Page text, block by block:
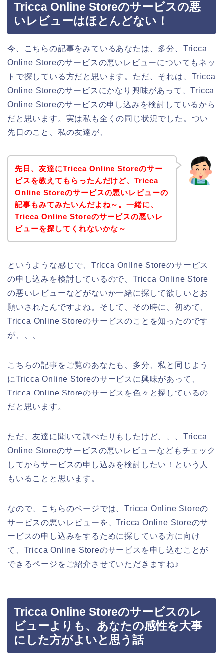
Tricca Online Storeのサービスの悪
いレビューはほとんどない！
今、こちらの記事をみているあなたは、多分、Tricca
Online Storeのサービスの悪いレビューについてもネッ
トで探している方だと思います。ただ、それは、Tricca
Online Storeのサービスにかなり興味があって、Tricca
Online Storeのサービスの申し込みを検討しているから
だと思います。実は私も全くの同じ状況でした。つい
先日のこと、私の友達が、
先日、友達にTricca Online Storeのサー
ビスを教えてもらったんだけど、Tricca
Online Storeのサービスの悪いレビューの
記事もみてみたいんだよね～。一緒に、
Tricca Online Storeのサービスの悪いレ
ビューを探してくれないかな～
というような感じで、Tricca Online Storeのサービス
の申し込みを検討しているので、Tricca Online Store
の悪いレビューなどがないか一緒に探して欲しいとお
願いされたんですよね。そして、その時に、初めて、
Tricca Online Storeのサービスのことを知ったのです
が、、、
こちらの記事をご覧のあなたも、多分、私と同じよう
にTricca Online Storeのサービスに興味があって、
Tricca Online Storeのサービスを色々と探しているの
だと思います。
ただ、友達に聞いて調べたりもしたけど、、、Tricca
Online Storeのサービスの悪いレビューなどもチェック
してからサービスの申し込みを検討したい！という人
もいることと思います。
なので、こちらのページでは、Tricca Online Storeの
サービスの悪いレビューを、Tricca Online Storeのサ
ービスの申し込みをするために探している方に向け
て、Tricca Online Storeのサービスを申し込むことが
できるページをご紹介させていただきますね♪
Tricca Online Storeのサービスのレ
ビューよりも、あなたの感性を大事
にした方がよいと思う話